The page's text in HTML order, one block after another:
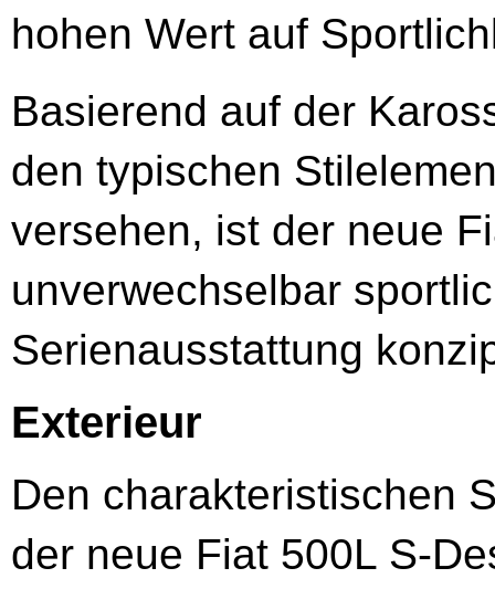
hohen Wert auf
Basierend auf der
den typischen
versehen, ist der neue
unverwechselbar
Serienausstattung
Exterieur
Den charakteristischen
der neue Fiat 500L S-